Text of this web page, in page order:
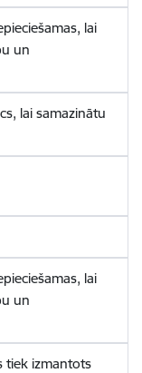
lai
un
lai samazinātu
lai
un
tiek izmantots